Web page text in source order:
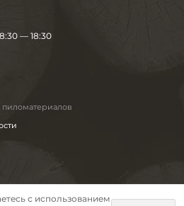
— 18:30
пиломатериалов
с использованием